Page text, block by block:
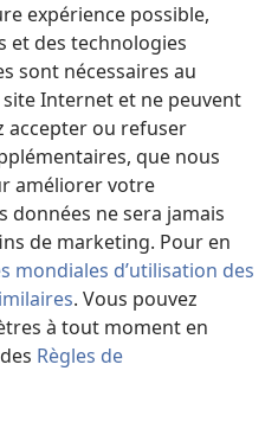
expérience possible,
et des technologies
sont nécessaires au
Internet et ne peuvent
accepter ou refuser
que nous
améliorer votre
données ne sera jamais
de marketing. Pour en
mondiales d’utilisation des
. Vous pouvez
à tout moment en
Règles de
and Tract Society of Pennsylvania.
CONFIDENTIALITÉ